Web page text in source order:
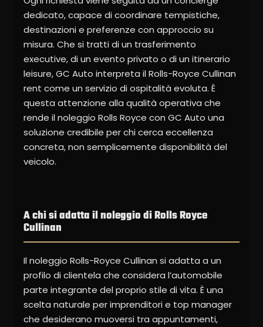
dedicato, capace di coordinare tempistiche,
destinazioni e preferenze con approccio su
misura. Che si tratti di un trasferimento
executive, di un evento privato o di un itinerario
leisure, GC Auto interpreta il Rolls-Royce Cullinan
rent come un servizio di ospitalità evoluta. È
questa attenzione alla qualità operativa che
rende il noleggio Rolls Royce con GC Auto una
soluzione credibile per chi cerca eccellenza
concreta, non semplicemente disponibilità del
veicolo.
A chi si adatta il noleggio di Rolls Royce
Cullinan
Il noleggio Rolls-Royce Cullinan si adatta a un
profilo di clientela che considera l’automobile
parte integrante del proprio stile di vita. È una
scelta naturale per imprenditori e top manager
che desiderano muoversi tra appuntamenti,